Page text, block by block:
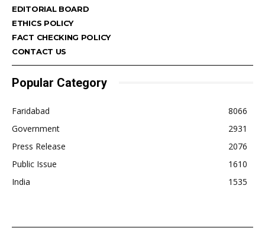
EDITORIAL BOARD
ETHICS POLICY
FACT CHECKING POLICY
CONTACT US
Popular Category
Faridabad
8066
Government
2931
Press Release
2076
Public Issue
1610
India
1535